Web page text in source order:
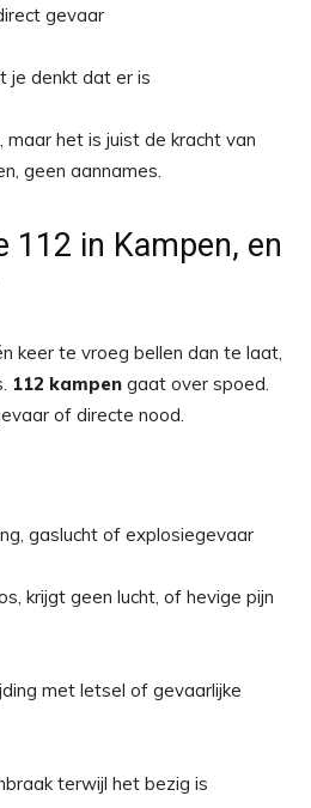
gevaar
je denkt dat er is
het is juist de kracht van
geen aannames.
112 in Kampen, en
keer te vroeg bellen dan te laat,
112 kampen gaat over spoed.
of directe nood.
gaslucht of explosiegevaar
krijgt geen lucht, of hevige pijn
met letsel of gevaarlijke
terwijl het bezig is